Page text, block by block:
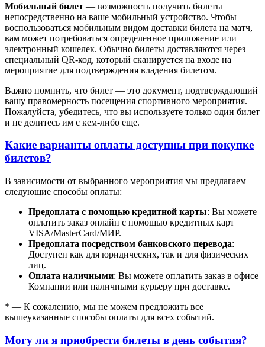
Мобильный билет — возможность получить билеты
непосредственно на ваше мобильный устройство. Чтобы
воспользоваться мобильным видом доставки билета на матч,
вам может потребоваться определенное приложение или
электронный кошелек. Обычно билеты доставляются через
специальный QR-код, который сканируется на входе на
мероприятие для подтверждения владения билетом.
Важно помнить, что билет — это документ, подтверждающий
вашу правомерность посещения спортивного мероприятия.
Пожалуйста, убедитесь, что вы используете только один билет
и не делитесь им с кем-либо еще.
Какие варианты оплаты доступны при покупке
билетов?
В зависимости от выбранного мероприятия мы предлагаем
следующие способы оплаты:
Предоплата с помощью кредитной карты: Вы можете
оплатить заказ онлайн с помощью кредитных карт
VISA/MasterСard/МИР.
Предоплата посредством банковского перевода:
Доступен как для юридических, так и для физических
лиц.
Оплата наличными: Вы можете оплатить заказ в офисе
Компании или наличными курьеру при доставке.
* — К сожалению, мы не можем предложить все
вышеуказанные способы оплаты для всех событий.
Могу ли я приобрести билеты в день события?